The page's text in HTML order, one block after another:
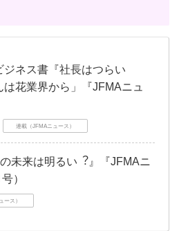
ジネス書『社長はつらい
花業界から」『JFMAニュ
連載（JFMAニュース）
未来は明るい︖』『JFMAニ
）
ース）